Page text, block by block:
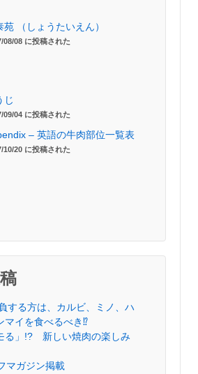
苑 （しょうたいえん）
08/08 に投稿された
じ
09/04 に投稿された
– 英語の牛肉部位一覧表
10/20 に投稿された
する方は、カルビ、ミノ、ハ
マイを食べるべき⁉︎
る」!? 新しい焼肉の楽しみ
マガジン掲載